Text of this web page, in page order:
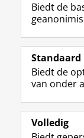
Studiekiezers
Alumni
Biedt de
Standaard
Biedt de
van onder
Volledig